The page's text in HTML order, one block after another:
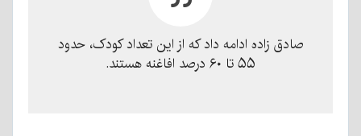
صادق زاده ادامه داد که از این تعداد کودک، حدود
۵۵ تا ۶۰ درصد افاغنه هستند.